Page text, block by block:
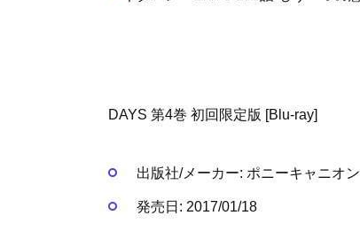
DAYS 第4巻 初回限定版 [Blu-ray]
出版社/メーカー: ポニーキャニオン
発売日: 2017/01/18